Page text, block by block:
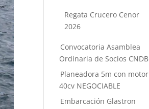
Regata Crucero Cenor
2026
Convocatoria Asamblea
Ordinaria de Socios CNDB
Planeadora 5m con motor
40cv NEGOCIABLE
Embarcación Glastron